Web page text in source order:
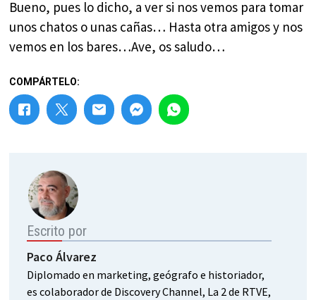
Bueno, pues lo dicho, a ver si nos vemos para tomar
unos chatos o unas cañas… Hasta otra amigos y nos
vemos en los bares…Ave, os saludo…
COMPÁRTELO:
Escrito por
Paco Álvarez
Diplomado en marketing, geógrafo e historiador,
es colaborador de Discovery Channel, La 2 de RTVE,